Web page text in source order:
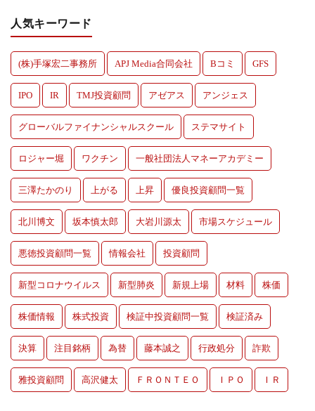
人気キーワード
(株)手塚宏二事務所 APJ Media合同会社 Bコミ GFS
IPO IR TMJ投資顧問 アゼアス アンジェス
グローバルファイナンシャルスクール ステマサイト
ロジャー堀 ワクチン 一般社団法人マネーアカデミー
三澤たかのり 上がる 上昇 優良投資顧問一覧
北川博文 坂本慎太郎 大岩川源太 市場スケジュール
悪徳投資顧問一覧 情報会社 投資顧問
新型コロナウイルス 新型肺炎 新規上場 材料 株価
株価情報 株式投資 検証中投資顧問一覧 検証済み
決算 注目銘柄 為替 藤本誠之 行政処分 詐欺
雅投資顧問 高沢健太 ＦＲＯＮＴＥＯ ＩＰＯ ＩＲ